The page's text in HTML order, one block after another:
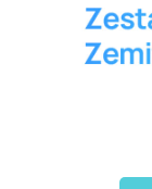
zemits.eu
zemits.es